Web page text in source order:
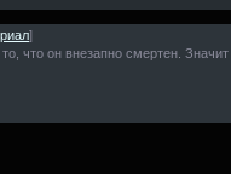
]
что он внезапно смертен.